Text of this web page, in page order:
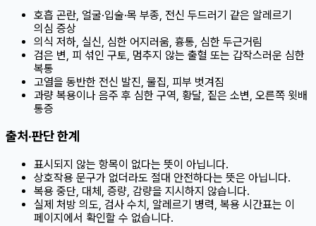
호흡 곤란, 얼굴·입술·목 부종, 전신 두드러기 같은 알레르기
의심 증상
의식 저하, 실신, 심한 어지러움, 흉통, 심한 두근거림
검은 변, 피 섞인 구토, 멈추지 않는 출혈 또는 갑작스러운 심한
복통
고열을 동반한 전신 발진, 물집, 피부 벗겨짐
과량 복용이나 음주 후 심한 구역, 황달, 짙은 소변, 오른쪽 윗배
통증
출처·판단 한계
표시되지 않는 항목이 없다는 뜻이 아닙니다.
상호작용 문구가 없더라도 절대 안전하다는 뜻은 아닙니다.
복용 중단, 대체, 증량, 감량을 지시하지 않습니다.
실제 처방 의도, 검사 수치, 알레르기 병력, 복용 시간표는 이
페이지에서 확인할 수 없습니다.